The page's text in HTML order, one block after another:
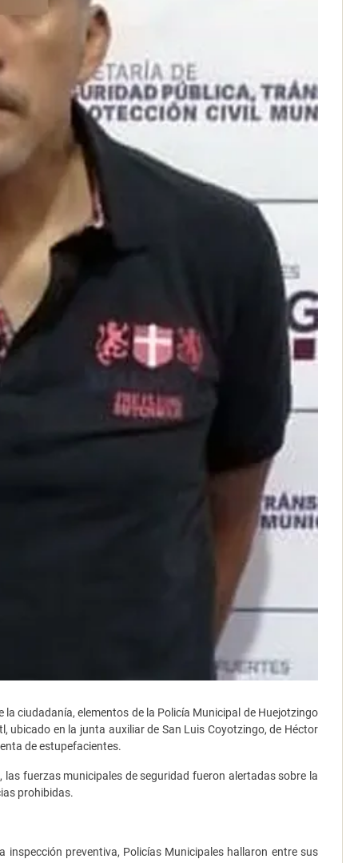
ciudadanía, elementos de la Policía Municipal de Huejotzingo
ubicado en la junta auxiliar de San Luis Coyotzingo, de Héctor
de estupefacientes.
fuerzas municipales de seguridad fueron alertadas sobre la
prohibidas.
inspección preventiva, Policías Municipales hallaron entre sus